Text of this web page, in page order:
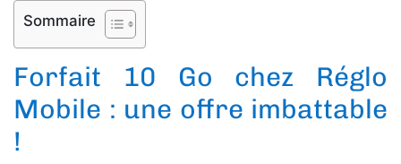
Sommaire
Forfait 10 Go chez Réglo
Mobile : une offre imbattable
!